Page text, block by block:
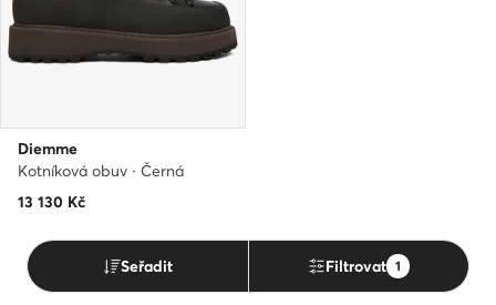
Diemme
Kotníková obuv · Černá
13 130 Kč
Seřadit Filtrovat 1